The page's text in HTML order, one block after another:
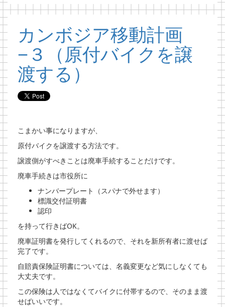
カンボジア移動計画
−３（原付バイクを譲
渡する）
こまかい事になりますが、
原付バイクを譲渡する方法です。
譲渡側がすべきことは廃車手続することだけです。
廃車手続きは市役所に
ナンバープレート（スパナで外せます）
標識交付証明書
認印
を持って行きばOK。
廃車証明書を発行してくれるので、それを新所有者に渡せば
完了です。
自賠責保険証明書については、名義変更など気にしなくても
大丈夫です。
この保険は人ではなくてバイクに付帯するので、そのまま渡
せばいいです。